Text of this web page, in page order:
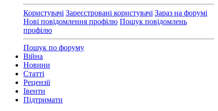
Користувачі Зареєстровані користувачі Зараз на форумі
Нові повідомлення профілю Пошук повідомлень
профілю
Пошук по форуму
Війна
Новини
Статті
Рецензії
Івенти
Підтримати